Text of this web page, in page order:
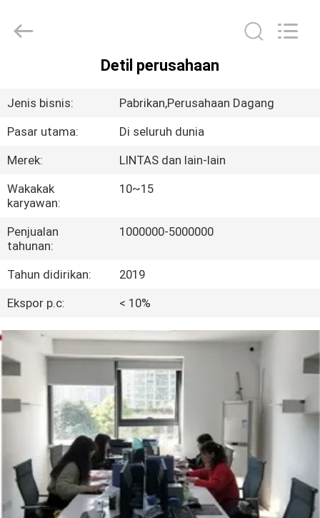
PRODUK
TENTANG
KITA
WISATA
KONTROL
KUALITAS
HUBUNGI
KAMI
BERITA
SITEMAP
Detil perusahaan
Jenis bisnis:
Pabrikan,Perusahaan Dagang
Pasar utama:
Di seluruh dunia
Merek:
LINTAS dan lain-lain
Wakakak
karyawan:
10~15
Penjualan
tahunan:
1000000-5000000
Tahun didirikan:
2019
Ekspor p.c:
< 10%